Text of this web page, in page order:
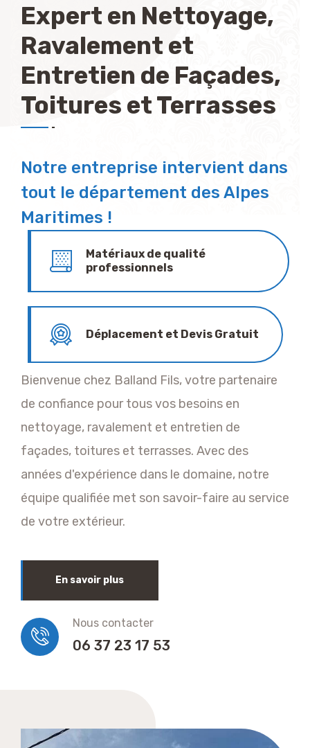
Expert en Nettoyage,
Ravalement et
Entretien de Façades,
Toitures et Terrasses
Notre entreprise intervient dans
tout le département des Alpes
Maritimes !
Matériaux de qualité
professionnels
Déplacement et Devis Gratuit
Bienvenue chez Balland Fils, votre partenaire
de confiance pour tous vos besoins en
nettoyage, ravalement et entretien de
façades, toitures et terrasses. Avec des
années d'expérience dans le domaine, notre
équipe qualifiée met son savoir-faire au service
de votre extérieur.
En savoir plus
Nous contacter
06 37 23 17 53